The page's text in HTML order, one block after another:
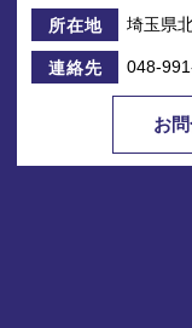
所在地 埼玉県
連絡先 048-
お